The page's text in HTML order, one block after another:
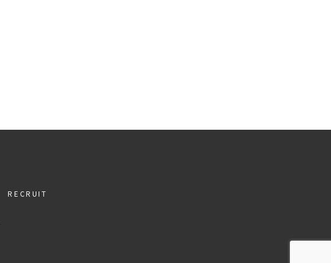
RECRUIT